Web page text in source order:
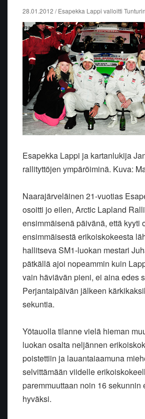
28.01.2012 / Esapekka Lappi valloitti Tunturin
Esapekka Lappi ja kartanlukija
rallityttöjen ympäröiminä. Kuva:
Naarajärveläinen 21-vuotias
osoitti jo eilen, Arctic Lapland
ensimmäisenä päivänä, että kyyti
ensimmäisestä erikoiskokeesta
hallitseva SM1-luokan mestari
pätkällä ajoi nopeammin kuin
vain häviävän pieni, ei aina edes
Perjantaipäivän jälkeen
sekuntia.
Yötauolla tilanne vielä hieman
luokan osalta neljännen
poistettiin ja lauantaiaamuna
selvittämään viidelle
paremmuuttaan noin 16 sekunnin
hyväksi.